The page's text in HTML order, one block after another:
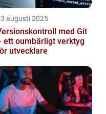
augusti 2025
med Git
ett oumbärligt verktyg
utvecklare